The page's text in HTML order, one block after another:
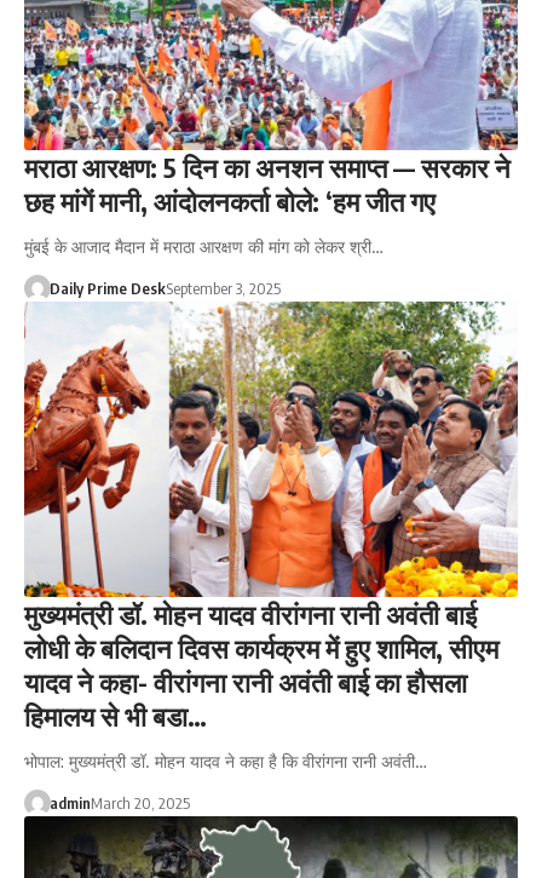
मराठा आरक्षण: 5 दिन का अनशन समाप्त — सरकार ने
छह मांगें मानी, आंदोलनकर्ता बोले: ‘हम जीत गए
मुंबई के आजाद मैदान में मराठा आरक्षण की मांग को लेकर श्री…
Daily Prime DeskSeptember 3, 2025
मुख्यमंत्री डॉ. मोहन यादव वीरांगना रानी अवंती बाई
लोधी के बलिदान दिवस कार्यक्रम में हुए शामिल, सीएम
यादव ने कहा- वीरांगना रानी अवंती बाई का हौसला
हिमालय से भी बडा…
भोपाल: मुख्यमंत्री डॉ. मोहन यादव ने कहा है कि वीरांगना रानी अवंती…
adminMarch 20, 2025